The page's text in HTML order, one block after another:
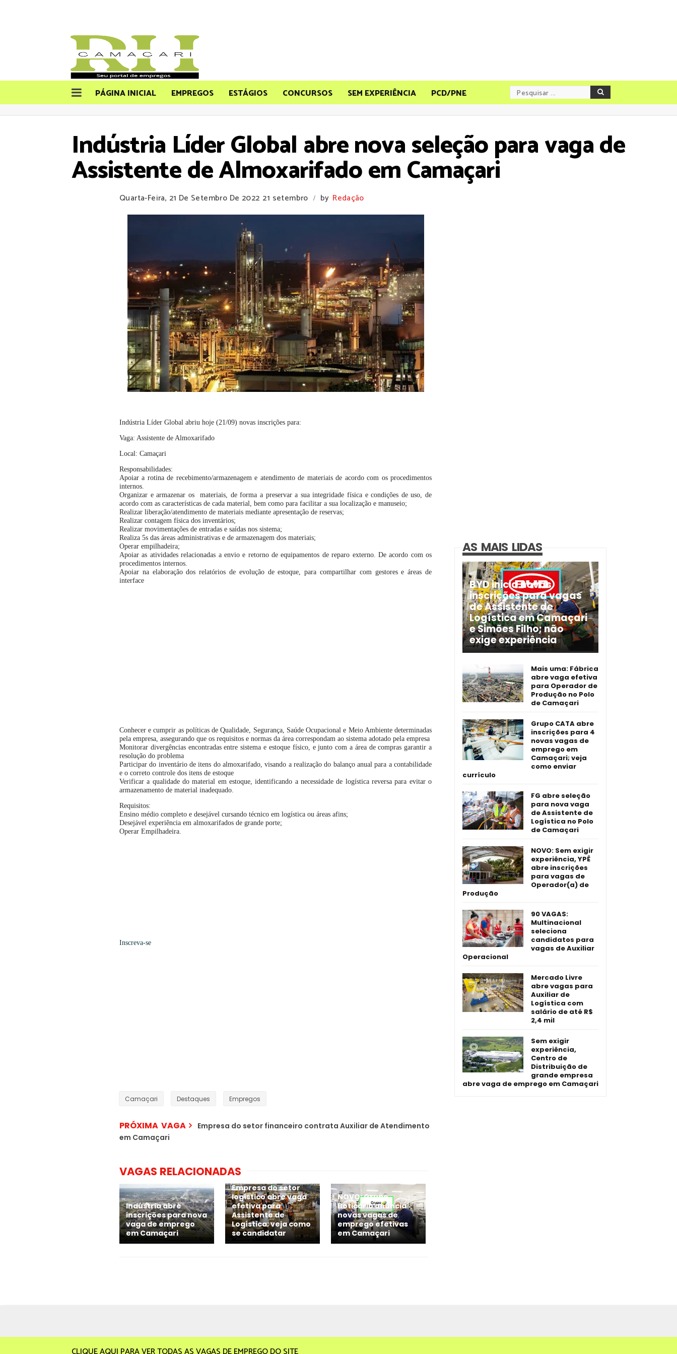
PÁGINA INICIAL EMPREGOS ESTÁGIOS CONCURSOS SEM EXPERIÊNCIA PCD/PNE
Indústria Líder Global abre nova seleção para vaga de
Assistente de Almoxarifado em Camaçari
Quarta-Feira, 21 De Setembro De 2022 21 setembro / by Redação
Indústria Líder Global abriu hoje (21/09) novas inscrições para:
Vaga: Assistente de Almoxarifado
Local: Camaçari
Responsabilidades:
Apoiar a rotina de recebimento/armazenagem e atendimento de materiais de acordo com os procedimentos
internos.
Organizar e armazenar os materiais, de forma a preservar a sua integridade física e condições de uso, de
acordo com as características de cada material, bem como para facilitar a sua localização e manuseio;
Realizar liberação/atendimento de materiais mediante apresentação de reservas;
Realizar contagem física dos inventários;
Realizar movimentações de entradas e saídas nos sistema;
Realiza 5s das áreas administrativas e de armazenagem dos materiais;
Operar empilhadeira;
Apoiar as atividades relacionadas a envio e retorno de equipamentos de reparo externo. De acordo com os
procedimentos internos.
Apoiar na elaboração dos relatórios de evolução de estoque, para compartilhar com gestores e áreas de
interface
Conhecer e cumprir as políticas de Qualidade, Segurança, Saúde Ocupacional e Meio Ambiente determinadas
pela empresa, assegurando que os requisitos e normas da área correspondam ao sistema adotado pela empresa
Monitorar divergências encontradas entre sistema e estoque físico, e junto com a área de compras garantir a
resolução do problema
Participar do inventário de itens do almoxarifado, visando a realização do balanço anual para a contabilidade
e o correto controle dos itens de estoque
Verificar a qualidade do material em estoque, identificando a necessidade de logística reversa para evitar o
armazenamento de material inadequado.
Requisitos:
Ensino médio completo e desejável cursando técnico em logística ou áreas afins;
Desejável experiência em almoxarifados de grande porte;
Operar Empilhadeira.
Inscreva-se
Camaçari Destaques Empregos
PRÓXIMA VAGA
Empresa do setor financeiro contrata Auxiliar de Atendimento
em Camaçari
VAGAS RELACIONADAS
Indústria abre
inscrições para nova
vaga de emprego
em Camaçari
Empresa do setor
logístico abre vaga
efetiva para
Assistente de
Logística; veja como
se candidatar
NOVO: Grupo
Boticário anuncia
novas vagas de
emprego efetivas
em Camaçari
AS MAIS LIDAS
BYD inicia novas
inscrições para vagas
de Assistente de
Logística em Camaçari
e Simões Filho; não
exige experiência
Mais uma: Fábrica
abre vaga efetiva
para Operador de
Produção no Polo
de Camaçari
Grupo CATA abre
inscrições para 4
novas vagas de
emprego em
Camaçari; veja
como enviar
currículo
FG abre seleção
para nova vaga
de Assistente de
Logística no Polo
de Camaçari
NOVO: Sem exigir
experiência, YPÊ
abre inscrições
para vagas de
Operador(a) de
Produção
90 VAGAS:
Multinacional
seleciona
candidatos para
vagas de Auxiliar
Operacional
Mercado Livre
abre vagas para
Auxiliar de
Logística com
salário de até R$
2,4 mil
Sem exigir
experiência,
Centro de
Distribuição de
grande empresa
abre vaga de emprego em Camaçari